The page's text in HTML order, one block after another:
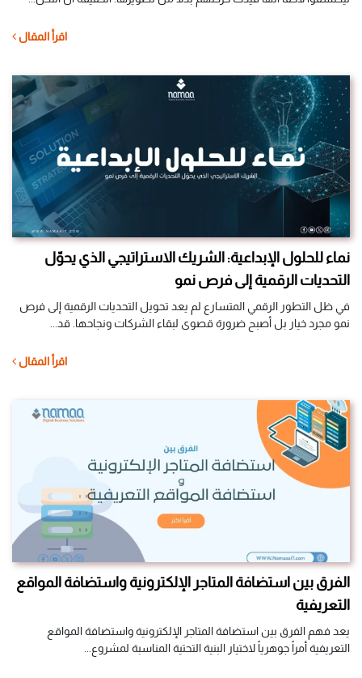
اقرأ المقال
نماء للحلول الإبداعية: الشريك الاستراتيجي الذي يحوّل
التحديات الرقمية إلى فرص نمو
في ظل التطور الرقمي المتسارع لم يعد تحويل التحديات الرقمية إلى فرص
نمو مجرد خيار بل أصبح ضرورة قصوى لبقاء الشركات ونجاحها. قد...
اقرأ المقال
الفرق بين استضافة المتاجر الإلكترونية واستضافة المواقع
التعريفية
يعد فهم الفرق بين استضافة المتاجر الإلكترونية واستضافة المواقع
التعريفية أمراً جوهرياً لاختيار البنية التحتية المناسبة لمشروع...